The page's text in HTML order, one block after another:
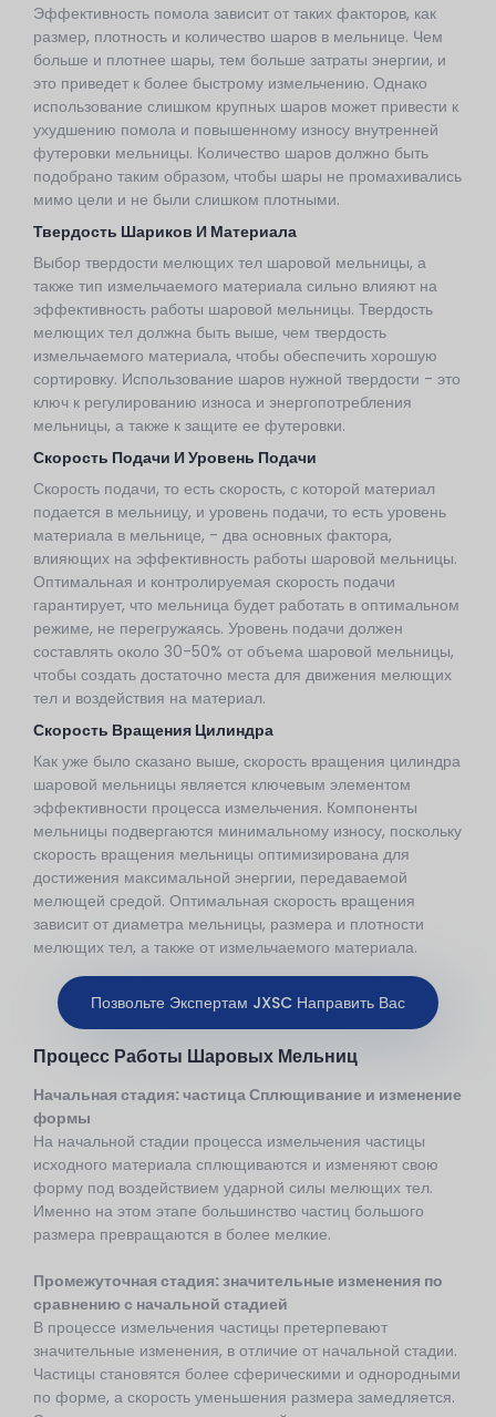
Эффективность помола зависит от таких факторов, как
размер, плотность и количество шаров в мельнице. Чем
больше и плотнее шары, тем больше затраты энергии, и
это приведет к более быстрому измельчению. Однако
использование слишком крупных шаров может привести к
ухудшению помола и повышенному износу внутренней
футеровки мельницы. Количество шаров должно быть
подобрано таким образом, чтобы шары не промахивались
мимо цели и не были слишком плотными.
Твердость Шариков И Материала
Выбор твердости мелющих тел шаровой мельницы, а
также тип измельчаемого материала сильно влияют на
эффективность работы шаровой мельницы. Твердость
мелющих тел должна быть выше, чем твердость
измельчаемого материала, чтобы обеспечить хорошую
сортировку. Использование шаров нужной твердости - это
ключ к регулированию износа и энергопотребления
мельницы, а также к защите ее футеровки.
Скорость Подачи И Уровень Подачи
Скорость подачи, то есть скорость, с которой материал
подается в мельницу, и уровень подачи, то есть уровень
материала в мельнице, - два основных фактора,
влияющих на эффективность работы шаровой мельницы.
Оптимальная и контролируемая скорость подачи
гарантирует, что мельница будет работать в оптимальном
режиме, не перегружаясь. Уровень подачи должен
составлять около 30-50% от объема шаровой мельницы,
чтобы создать достаточно места для движения мелющих
тел и воздействия на материал.
Скорость Вращения Цилиндра
Как уже было сказано выше, скорость вращения цилиндра
шаровой мельницы является ключевым элементом
эффективности процесса измельчения. Компоненты
мельницы подвергаются минимальному износу, поскольку
скорость вращения мельницы оптимизирована для
достижения максимальной энергии, передаваемой
мелющей средой. Оптимальная скорость вращения
зависит от диаметра мельницы, размера и плотности
мелющих тел, а также от измельчаемого материала.
Позвольте Экспертам JXSC Направить Вас
Процесс Работы Шаровых Мельниц
Начальная стадия:частицаСплющивание и изменение
формы
На начальной стадии процесса измельчения частицы
исходного материала сплющиваются и изменяют свою
форму под воздействием ударной силы мелющих тел.
Именно на этом этапе большинство частиц большого
размера превращаются в более мелкие.
Промежуточная стадия: значительные изменения по
сравнению с начальной стадией
В процессе измельчения частицы претерпевают
значительные изменения, в отличие от начальной стадии.
Частицы становятся более сферическими и однородными
по форме, а скорость уменьшения размера замедляется.